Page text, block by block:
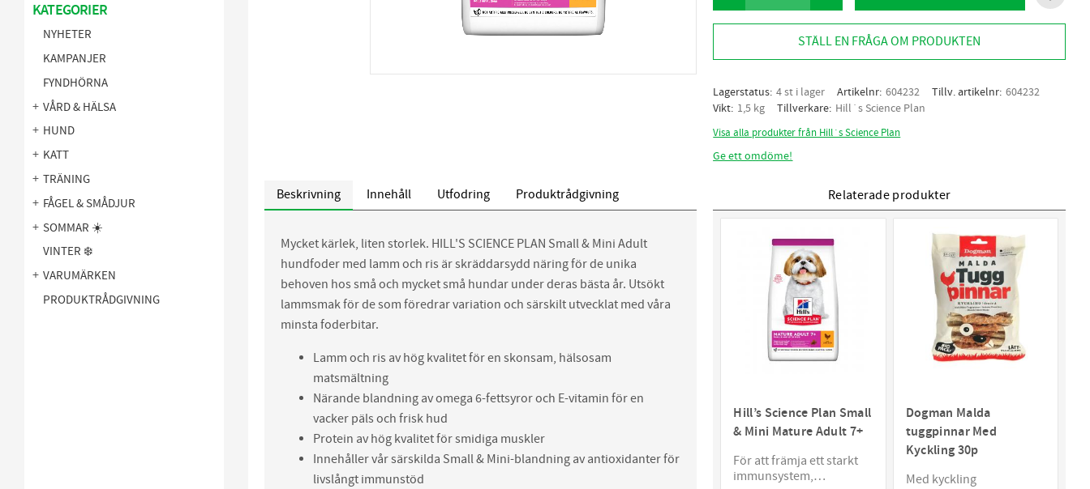
STÄLL EN FRÅGA OM PRODUKTEN
Lagerstatus 4 st i lager Artikelnr 604232 Tillv. artikelnr 604232
Vikt 1,5 kg Tillverkare Hill´s Science Plan
Visa alla produkter från Hill´s Science Plan
Ge ett omdöme!
Beskrivning Innehåll Utfodring Produktrådgivning
Mycket kärlek, liten storlek. HILL'S SCIENCE PLAN Small & Mini Adult
hundfoder med lamm och ris är skräddarsydd näring för de unika
behoven hos små och mycket små hundar under deras bästa år. Utsökt
lammsmak för de som föredrar variation och särskilt utvecklat med våra
minsta foderbitar.
Lamm och ris av hög kvalitet för en skonsam, hälsosam
matsmältning
Närande blandning av omega 6-fettsyror och E-vitamin för en
vacker päls och frisk hud
Protein av hög kvalitet för smidiga muskler
Innehåller vår särskilda Small & Mini-blandning av antioxidanter för
livslångt immunstöd
Relaterade produkter
Hill’s Science Plan Small
& Mini Mature Adult 7+
För att främja ett starkt
immunsystem,
Dogman Malda
tuggpinnar Med
Kyckling 30p
Med kyckling
KATEGORIER
NYHETER
KAMPANJER
FYNDHÖRNA
VÅRD & HÄLSA
HUND
KATT
TRÄNING
FÅGEL & SMÅDJUR
SOMMAR ☀️
VINTER ❄️
VARUMÄRKEN
PRODUKTRÅDGIVNING